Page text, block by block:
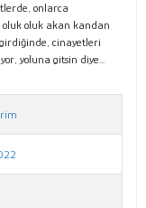
onlarca
oluk oluk akan kandan
cinayetleri
yoluna gitsin diye...